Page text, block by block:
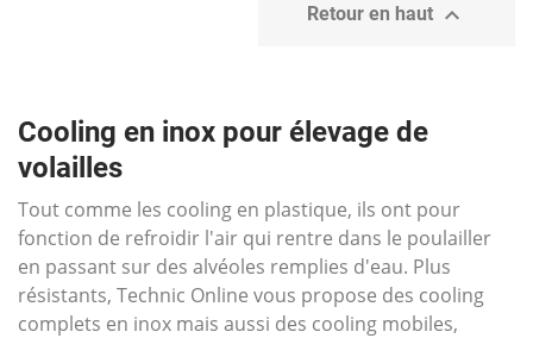
Retour en haut 
Cooling en inox pour élevage de
volailles
Tout comme les cooling en plastique, ils ont pour
fonction de refroidir l'air qui rentre dans le poulailler
en passant sur des alvéoles remplies d'eau. Plus
résistants, Technic Online vous propose des cooling
complets en inox mais aussi des cooling mobiles,